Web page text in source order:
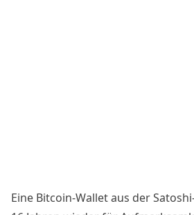
Eine Bitcoin-Walletaus der